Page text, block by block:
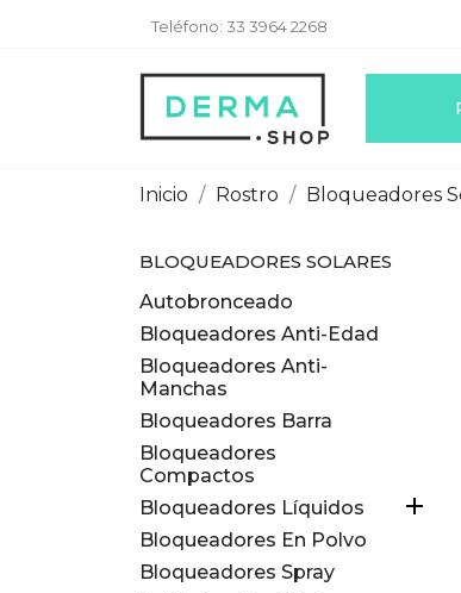
Teléfono: 33 3964 2268
Inicio Rostro Bloqueadores
BLOQUEADORES SOLARES
Autobronceado
Bloqueadores Anti-Edad
Bloqueadores Anti-
Manchas
Bloqueadores Barra
Bloqueadores
Compactos
Bloqueadores Líquidos

Bloqueadores En Polvo
Bloqueadores Spray